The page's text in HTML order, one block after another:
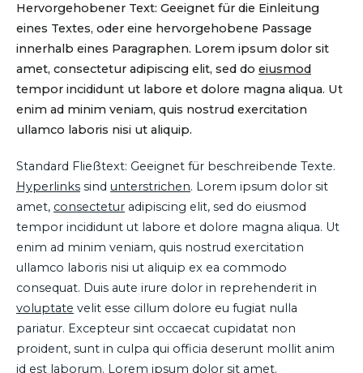
Hervorgehobener Text: Geeignet für die Einleitung
eines Textes, oder eine hervorgehobene Passage
innerhalb eines Paragraphen. Lorem ipsum dolor sit
amet, consectetur adipiscing elit, sed do eiusmod
tempor incididunt ut labore et dolore magna aliqua. Ut
enim ad minim veniam, quis nostrud exercitation
ullamco laboris nisi ut aliquip.
Standard Fließtext: Geeignet für beschreibende Texte.
Hyperlinks sind unterstrichen. Lorem ipsum dolor sit
amet, consectetur adipiscing elit, sed do eiusmod
tempor incididunt ut labore et dolore magna aliqua. Ut
enim ad minim veniam, quis nostrud exercitation
ullamco laboris nisi ut aliquip ex ea commodo
consequat. Duis aute irure dolor in reprehenderit in
voluptate velit esse cillum dolore eu fugiat nulla
pariatur. Excepteur sint occaecat cupidatat non
proident, sunt in culpa qui officia deserunt mollit anim
id est laborum. Lorem ipsum dolor sit amet.